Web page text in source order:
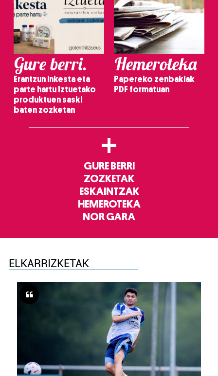
Gure berri.
Erantzun inkesta eta
parte hartu Iztuetako
produktuen saski
baten zozketan
Hemeroteka
Papereko zenbakiak
PDF formatuan
+
GURE BERRI
ZOZKETAK
ESKAINTZAK
HEMEROTEKA
NOR GARA
ELKARRIZKETAK